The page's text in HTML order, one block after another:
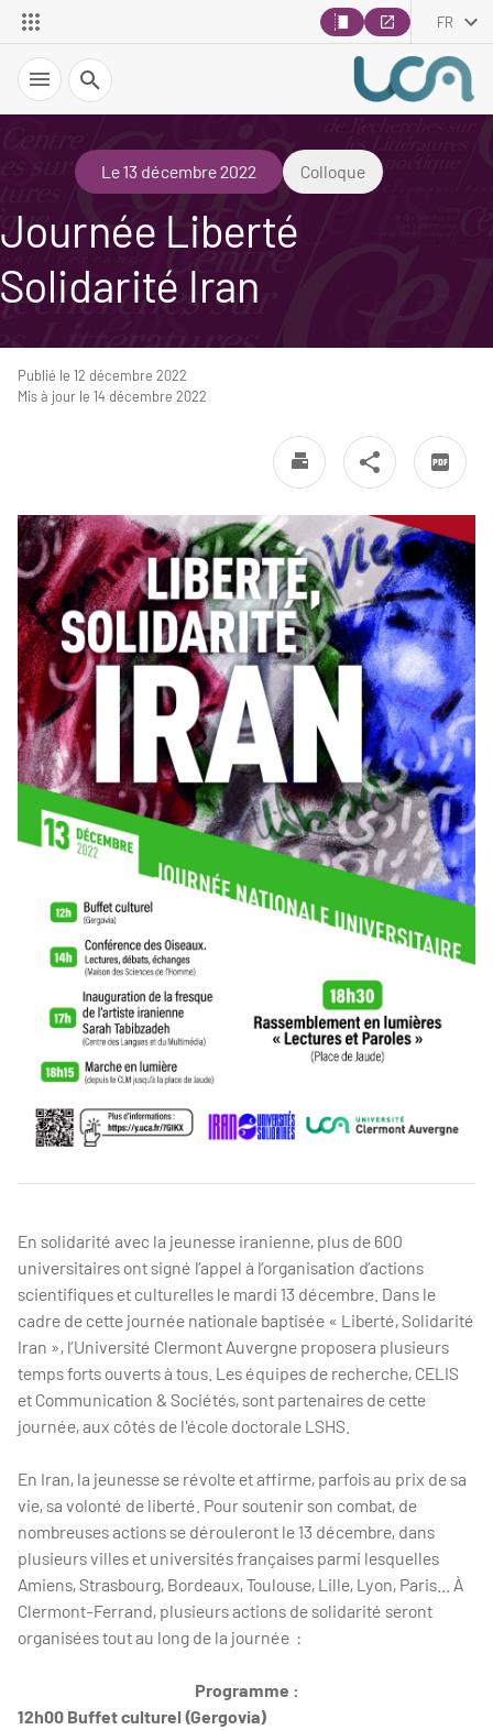
FR
Recherche
Le 13 décembre 2022 Colloque
Journée Liberté
Solidarité Iran
Publié le 12 décembre 2022
Mis à jour le 14 décembre 2022
En solidarité avec la jeunesse iranienne, plus de 600
universitaires ont signé l’appel à l’organisation d’actions
scientifiques et culturelles le mardi 13 décembre. Dans le
cadre de cette journée nationale baptisée « Liberté, Solidarité
Iran », l’Université Clermont Auvergne proposera plusieurs
temps forts ouverts à tous. Les équipes de recherche, CELIS
et Communication & Sociétés, sont partenaires de cette
journée, aux côtés de l'école doctorale LSHS.
En Iran, la jeunesse se révolte et affirme, parfois au prix de sa
vie, sa volonté de liberté. Pour soutenir son combat, de
nombreuses actions se dérouleront le 13 décembre, dans
plusieurs villes et universités françaises parmi lesquelles
Amiens, Strasbourg, Bordeaux, Toulouse, Lille, Lyon, Paris... À
Clermont-Ferrand, plusieurs actions de solidarité seront
organisées tout au long de la journée :
Programme :
12h00 Buffet culturel (Gergovia)